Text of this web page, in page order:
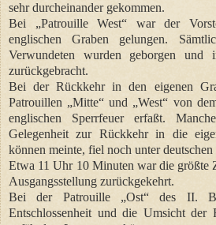
sehr durcheinander gekommen.
Bei „Patrouille West“ war der
englischen Graben gelungen.
Verwundeten wurden geborgen und
zurückgebracht.
Bei der Rückkehr in den eigenen
Patrouillen „Mitte“ und „West“ von
englischen Sperrfeuer erfaßt.
Gelegenheit zur Rückkehr in die
können meinte, fiel noch unter
Etwa 11 Uhr 10 Minuten war die größte
Ausgangsstellung zurückgekehrt.
Bei der Patrouille „Ost“ des II.
Entschlossenheit und die Umsicht der